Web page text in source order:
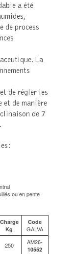
a été
de process
La
de régler les
et de manière
de 7
ou en pente
Charge
Kg
Code
GALVA
250 AM26-
10552